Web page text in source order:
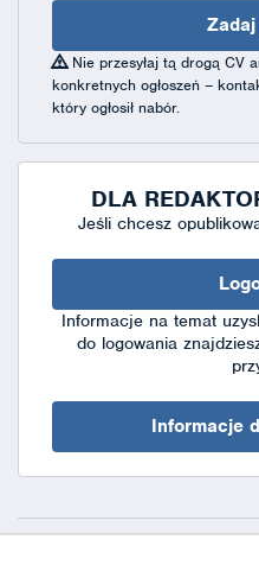
Nie przesyłaj tą drogą CV
konkretnych ogłoszeń –
który ogłosił nabór.
DLA
Jeśli chcesz
Informacje na temat
do logowania
Informacje